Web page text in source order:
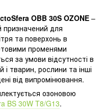
OBB 30S OZONE –
призначений для
та поверхонь в
променями
за умови відсутності в
тварин, рослини та інші
від випромінювання.
озоновою
BS 30W T8/G13.